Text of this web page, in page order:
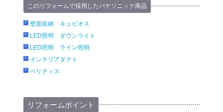
このリフォームで採用したパナソニック商品
壁面収納 キュビオス
LED照明 ダウンライト
LED照明 ライン照明
インテリアダクト
ベリティス
リフォームポイント